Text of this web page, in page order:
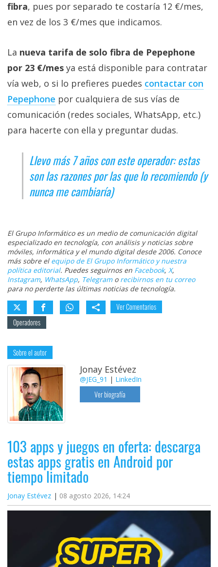
fibra, pues por separado te costaría 12 €/mes,
en vez de los 3 €/mes que indicamos.
La nueva tarifa de solo fibra de Pepephone
por 23 €/mes ya está disponible para contratar
vía web, o si lo prefieres puedes contactar con
Pepephone por cualquiera de sus vías de
comunicación (redes sociales, WhatsApp, etc.)
para hacerte con ella y preguntar dudas.
Llevo más 7 años con este operador: estas
son las razones por las que lo recomiendo (y
nunca me cambiaría)
El Grupo Informático es un medio de comunicación digital
especializado en tecnología, con análisis y noticias sobre
móviles, informática y el mundo digital desde 2006. Conoce
más sobre el equipo de El Grupo Informático y nuestra
política editorial. Puedes seguirnos en Facebook, X,
Instagram, WhatsApp, Telegramo recibirnos en tu correo
para no perderte las últimas noticias de tecnología.
Ver Comentarios
Operadores
Sobre el autor
Jonay Estévez
@JEG_91 | LinkedIn
Ver biografía
103 apps y juegos en oferta: descarga
estas apps gratis en Android por
tiempo limitado
Jonay Estévez 08 agosto 2026, 14:24